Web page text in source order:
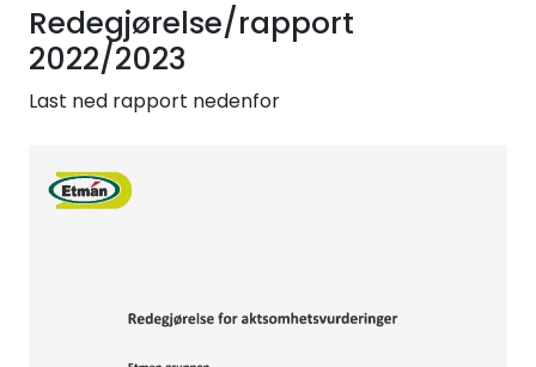
Redegjørelse/rapport
2022/2023
Last ned rapport nedenfor
Provisorisk
Bolig